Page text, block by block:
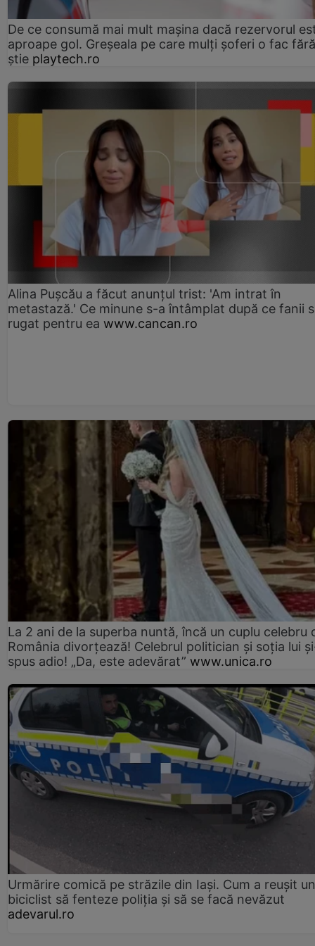
De ce consumă mai mult mașina dacă rezervorul
aproape gol. Greșeala pe care mulți șoferi o fac
știe playtech.ro
Alina Pușcău a făcut anunțul trist: 'Am intrat în
metastază.' Ce minune s-a întâmplat după ce fanii
rugat pentru ea www.cancan.ro
La 2 ani de la superba nuntă, încă un cuplu celebru
România divorțează! Celebrul politician și soția lui
spus adio! „Da, este adevărat” www.unica.ro
Urmărire comică pe străzile din Iași. Cum a reușit un
biciclist să fenteze poliția și să se facă nevăzut
adevarul.ro